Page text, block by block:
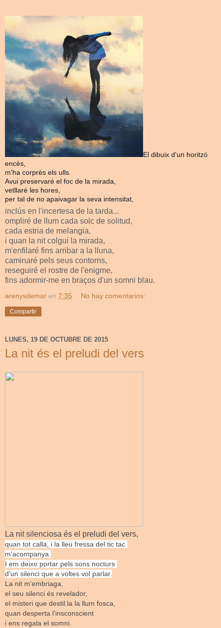
El dibuix d'un horitzó
encès,
m'ha corprès els ulls.
Avui preservaré el foc de la mirada,
vetllaré les hores,
per tal de no apaivagar la seva intensitat,
inclús en l'incertesa de la tarda...
ompliré de llum cada solc de solitud,
cada estria de melangia,
i quan la nit colgui la mirada,
m'enfilaré fins arribar a la lluna,
caminaré pels seus contorns,
reseguiré el rostre de l'enigme,
fins adormir-me en braços d'un somni blau.
arenysdemar en 7:35 No hay comentarios:
Compartir
LUNES, 19 DE OCTUBRE DE 2015
La nit és el preludi del vers
La nit silenciosa és el preludi del vers,
quan tot calla, i la lleu fressa del tic tac
m'acompanya.
I em deixo portar pels sons nocturs
d'un silenci que a voltes vol parlar.
La nit m'embriaga,
el seu silenci és revelador,
el misteri que destil.la la llum fosca,
quan desperta l'insconscient
i ens regala el somni.